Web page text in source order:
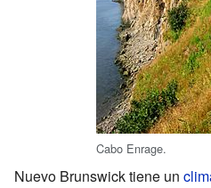
Cabo Enrage.
Nuevo Brunswick tiene un